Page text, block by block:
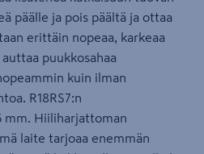
päälle ja pois päältä ja ottaa
erittäin nopeaa, karkeaa
puukkosahaa
kuin ilman
R18RS7:n
mm. Hiiliharjattoman
laite tarjoaa enemmän